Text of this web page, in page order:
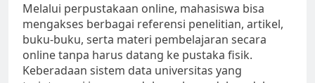
Melalui perpustakaan online, mahasiswa bisa
mengakses berbagai referensi penelitian, artikel,
buku-buku, serta materi pembelajaran secara
online tanpa harus datang ke pustaka fisik.
Keberadaan sistem data universitas yang